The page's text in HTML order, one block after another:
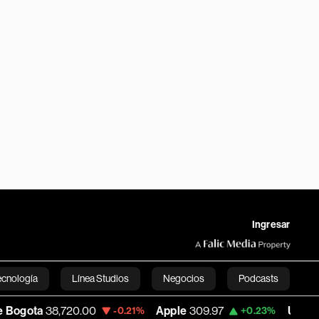
Ingresar
Línea Studios Negocios Podcasts
English-0.21% Apple 309.97 +0.23% USD COP